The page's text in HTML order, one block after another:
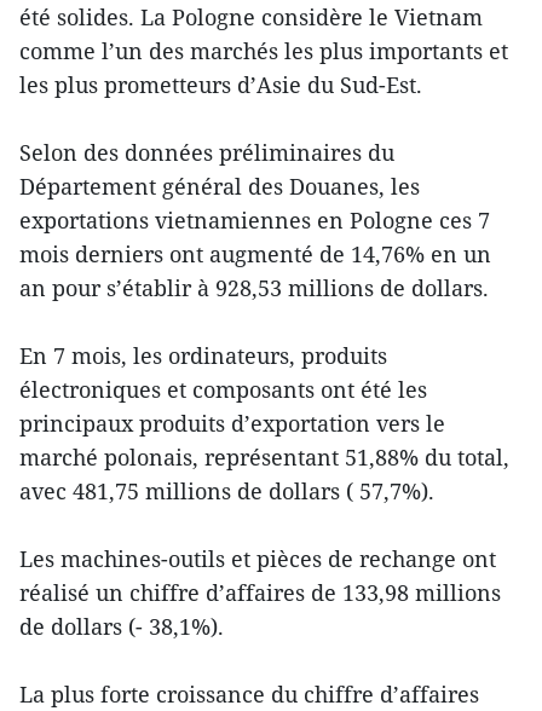
été solides. La Pologne considère le Vietnam
comme l’un des marchés les plus importants et
les plus prometteurs d’Asie du Sud-Est.
Selon des données préliminaires du
Département général des Douanes, les
exportations vietnamiennes en Pologne ces 7
mois derniers ont augmenté de 14,76% en un
an pour s’établir à 928,53 millions de dollars.
En 7 mois, les ordinateurs, produits
électroniques et composants ont été les
principaux produits d’exportation vers le
marché polonais, représentant 51,88% du total,
avec 481,75 millions de dollars ( 57,7%).
Les machines-outils et pièces de rechange ont
réalisé un chiffre d’affaires de 133,98 millions
de dollars (- 38,1%).
La plus forte croissance du chiffre d’affaires